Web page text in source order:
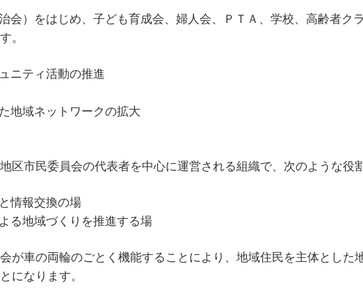
会）をはじめ、子ども育成会、婦人会、ＰＴＡ、学校、高齢者
。
ニティ活動の推進
地域ネットワークの拡大
地区市民委員会の代表者を中心に運営される組織で、次のような役
情報交換の場
る地域づくりを推進する場
が車の両輪のごとく機能することにより、地域住民を主体とした
になります。